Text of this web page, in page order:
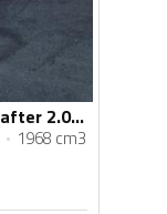
Volkswagen - Crafter 2.0 TDI 177 ks
1968 cm3